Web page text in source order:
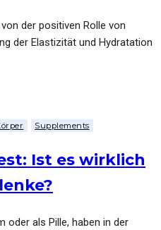
der positiven Rolle von
der Elastizität und Hydratation
Supplements
Ist es wirklich
oder als Pille, haben in der